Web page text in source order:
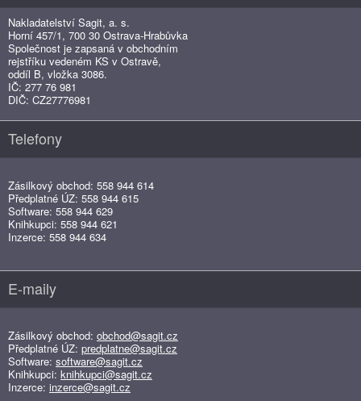
Nakladatelství Sagit, a. s.
Horní 457/1, 700 30 Ostrava-Hrabůvka
Společnost je zapsaná v obchodním
rejstříku vedeném KS v Ostravě,
oddíl B, vložka 3086.
IČ: 277 76 981
DIČ: CZ27776981
Telefony
Zásilkový obchod: 558 944 614
Předplatné ÚZ: 558 944 615
Software: 558 944 629
Knihkupci: 558 944 621
Inzerce: 558 944 634
E-maily
Zásilkový obchod: obchod@sagit.cz
Předplatné ÚZ: predplatne@sagit.cz
Software: software@sagit.cz
Knihkupci: knihkupci@sagit.cz
Inzerce: inzerce@sagit.cz